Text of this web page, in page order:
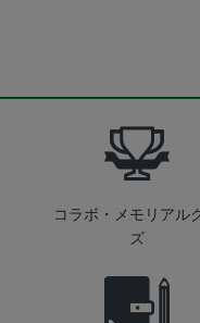
コラボ・メモリアル
ズ